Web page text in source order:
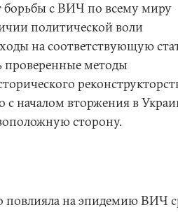
борьбы с ВИЧ по всему миру
политической воли
на соответствующую
проверенные методы
началом вторжения в
сторону.
повлияла на эпидемию ВИЧ